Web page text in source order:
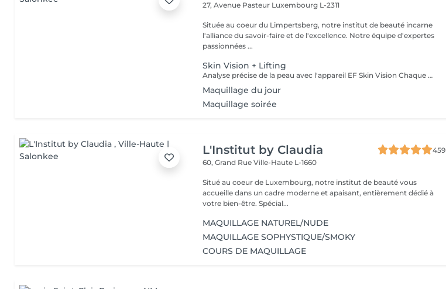
27, Avenue Pasteur Luxembourg L-2311
Située au coeur du Limpertsberg, notre institut de beauté incarne
l'alliance du savoir-faire et de l'excellence. Notre équipe d'expertes
passionnées ...
Skin Vision + Lifting
Analyse précise de la peau avec l'appareil EF Skin Vision Chaque peau étant unique, nous analysons ensemble les besoins actuels de votre peau. L'appareil diagnostic effectue une analyse complète. Il détermine l'identité de votre peau en quelques minutes, en se basant sur 9 paramètres spécifiques: hydratation, excès de sébum, élasticité, desquamation, pores, taches pigmentaires, rides pattes d'oie, rides du front, couperose. Soin anti-âge liftant pour une peau plus ferme. Les produits pénètrent profondément grâce au, Sono Lifter qui permet également d'agir sur les cicatrices d'acné. Le relâchement de la peau, les rides et les rides d'expression sont atténuées grâce au RF Tightener. Pour raffermir et redessiner l'ovale du visage.
Maquillage du jour
Maquillage soirée
L'Institut by Claudia
459
60, Grand RueVille-Haute L-1660
Situé au coeur de Luxembourg, notre institut de beauté vous
accueille dans un cadre moderne et apaisant, entièrement dédié à
votre bien-être. Spécial...
MAQUILLAGE NATUREL/NUDE
MAQUILLAGE SOPHYSTIQUE/SMOKY
COURS DE MAQUILLAGE